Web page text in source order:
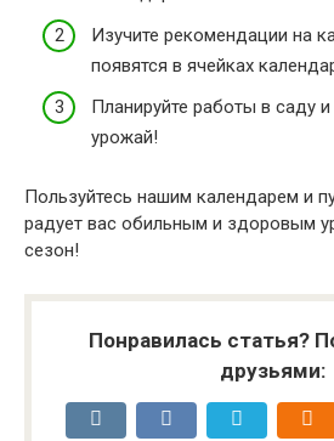
Изучите рекомендации на
появятся в ячейках
Планируйте работы в саду и
урожай!
Пользуйтесь нашим календарем и
радует вас обильным и здоровым
сезон!
Понравилась статья?
друзьями: